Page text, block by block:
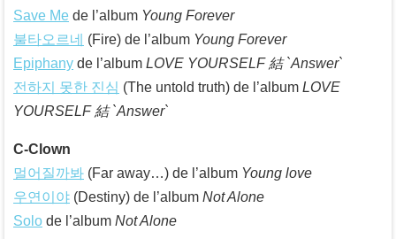
Save Me de l’album Young Forever
불타오르네
(Fire) de l’album Young Forever
Epiphany de l’album LOVE YOURSELF 結 `Answer`
전하지 못한 진심 (The untold truth) de l’album LOVE
YOURSELF 結 `Answer`
C-Clown
멀어질까봐 (Far away…) de l’album Young love
우연이야 (Destiny) de l’album Not Alone
Solo de l’album Not Alone